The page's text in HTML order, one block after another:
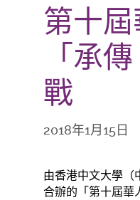
第十
「承
戰
2018年1月15日
由香港中文大學（
合辦的「第十屆華